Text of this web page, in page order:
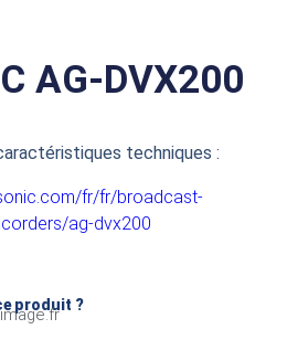
AG-DVX200
techniques :
fr/fr/broadcast-
ag-dvx200
produit ?